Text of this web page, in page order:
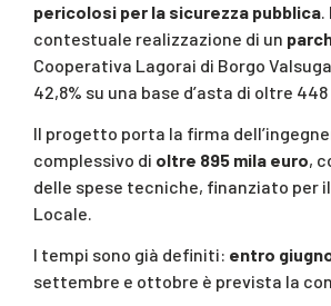
pericolosi per la sicurezza pubblica.
contestuale realizzazione di un
Cooperativa Lagorai di Borgo
42,8% su una base d’asta di oltre
Il progetto porta la firma
complessivo di oltre 895 mila euro,
delle spese tecniche, finanziato per
Locale.
I tempi sono già definiti: entro
settembre e ottobre è prevista la